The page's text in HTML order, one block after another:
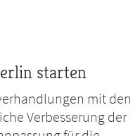
starten
mit den
Verbesserung der